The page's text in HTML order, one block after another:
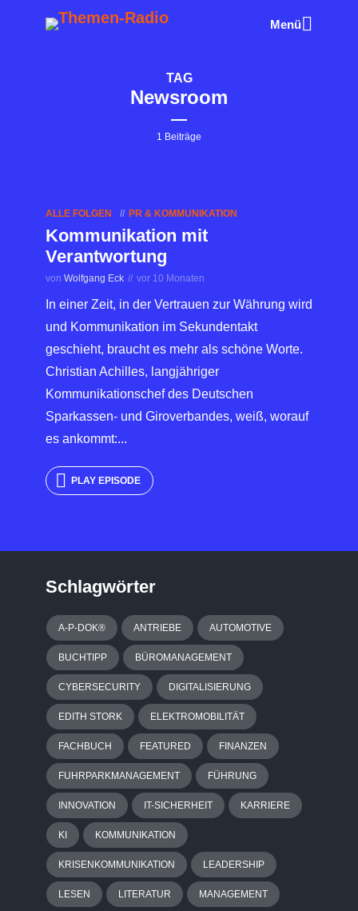
Menü
TAG
Newsroom
1 Beiträge
ALLE FOLGEN PR & KOMMUNIKATION
Kommunikation mit
Verantwortung
von Wolfgang Eck vor 10 Monaten
In einer Zeit, in der Vertrauen zur Währung wird
und Kommunikation im Sekundentakt
geschieht, braucht es mehr als schöne Worte.
Christian Achilles, langjähriger
Kommunikationschef des Deutschen
Sparkassen- und Giroverbandes, weiß, worauf
es ankommt:...
PLAY EPISODE
Schlagwörter
A-P-DOK® ANTRIEBE AUTOMOTIVE
BUCHTIPP BÜROMANAGEMENT
CYBERSECURITY DIGITALISIERUNG
EDITH STORK ELEKTROMOBILITÄT
FACHBUCH FEATURED FINANZEN
FUHRPARKMANAGEMENT FÜHRUNG
INNOVATION IT-SICHERHEIT KARRIERE
KI KOMMUNIKATION
KRISENKOMMUNIKATION LEADERSHIP
LESEN LITERATUR MANAGEMENT